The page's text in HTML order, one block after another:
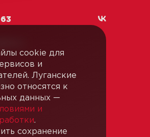
cookie для
и
Луганские
относятся к
данных —
и
.
сохранение